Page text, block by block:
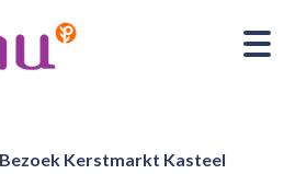
Kerstmarkt Kasteel